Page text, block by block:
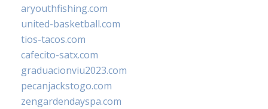
aryouthfishing.com
united-basketball.com
tios-tacos.com
cafecito-satx.com
graduacionviu2023.com
pecanjackstogo.com
zengardendayspa.com